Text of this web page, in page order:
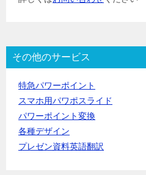
その他のサービス
特急パワーポイント
スマホ用パワポスライド
パワーポイント変換
各種デザイン
プレゼン資料英語翻訳